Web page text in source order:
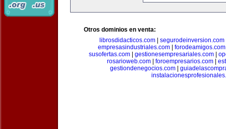
Otros dominios en venta:
librosdidacticos.com| segurodeinversion.com
empresasindustriales.com| forodeamigos.com
susofertas.com| gestionesempresariales.com|
rosarioweb.com
foroempresarios.com
gestiondenegocios.com